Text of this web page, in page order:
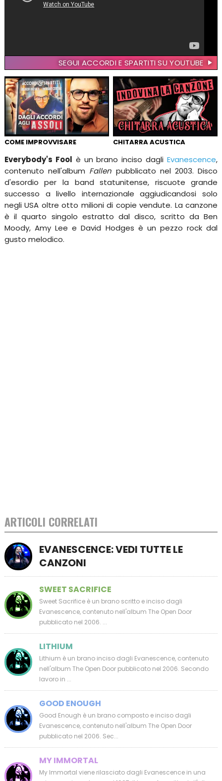
SEGUI ACCORDI E SPARTITI SU YOUTUBE
COME IMPROVVISARE CHITARRA ACUSTICA
Everybody's Fool è un brano inciso dagliEvanescence,
contenuto nell'album Fallen pubblicato nel 2003. Disco
d'esordio per la band statunitense, riscuote grande
successo a livello internazionale aggiudicandosi solo
negli USA oltre otto milioni di copie vendute. La canzone
è il quarto singolo estratto dal disco, scritto da Ben
Moody, Amy Lee e David Hodges è un pezzo rock dal
gusto melodico.
ARTICOLI CORRELATI
EVANESCENCE: VEDI TUTTE LE
CANZONI
SWEET SACRIFICE
Sweet Sacrifice è un brano scritto e inciso dagli
Evanescence, contenuto nell'album The Open Door
pubblicato nel 2006. ...
LITHIUM
Lithium è un brano inciso dagli Evanescence, contenuto
nell'album The Open Door pubblicato nel 2006. Secondo
lavoro in ...
GOOD ENOUGH
Good Enough è un brano composto e inciso dagli
Evanescence, contenuto nell'album The Open Door
pubblicato nel 2006. Sec...
MY IMMORTAL
My Immortal viene rilasciato dagli Evanescence in una